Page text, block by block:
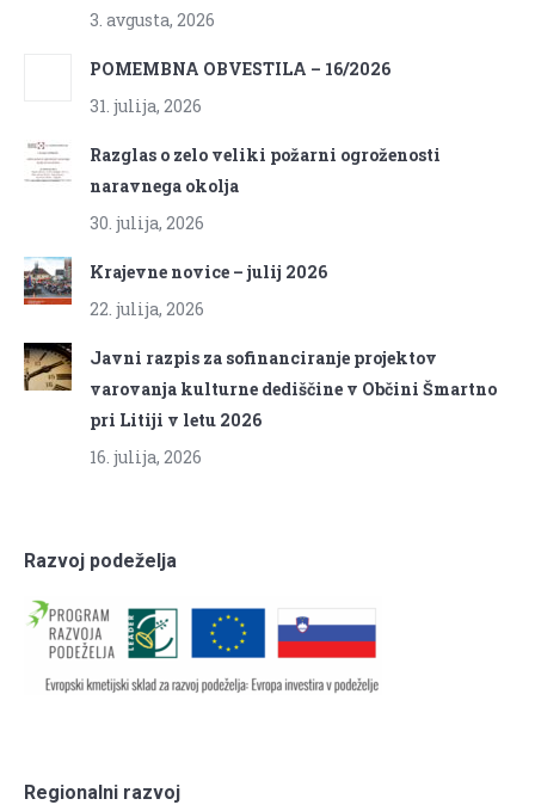
3. avgusta, 2026
POMEMBNA OBVESTILA – 16/2026
31. julija, 2026
Razglas o zelo veliki požarni ogroženosti
naravnega okolja
30. julija, 2026
Krajevne novice – julij 2026
22. julija, 2026
Javni razpis za sofinanciranje projektov
varovanja kulturne dediščine v Občini Šmartno
pri Litiji v letu 2026
16. julija, 2026
Razvoj podeželja
Regionalni razvoj